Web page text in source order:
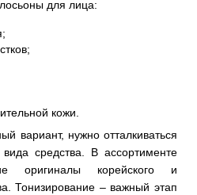
для лица:
кожи.
вариант, нужно отталкиваться
средства. В ассортименте
оригиналы корейского и
Тонизирование – важный этап